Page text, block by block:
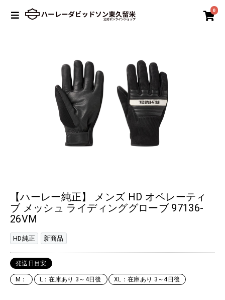
0
【ハーレー純正】 メンズ HD オペレーティ
ブ メッシュ ライディンググローブ 97136-
26VM
HD純正 新商品
発送日目安
M： L：在庫あり 3～4日後 XL：在庫あり 3～4日後